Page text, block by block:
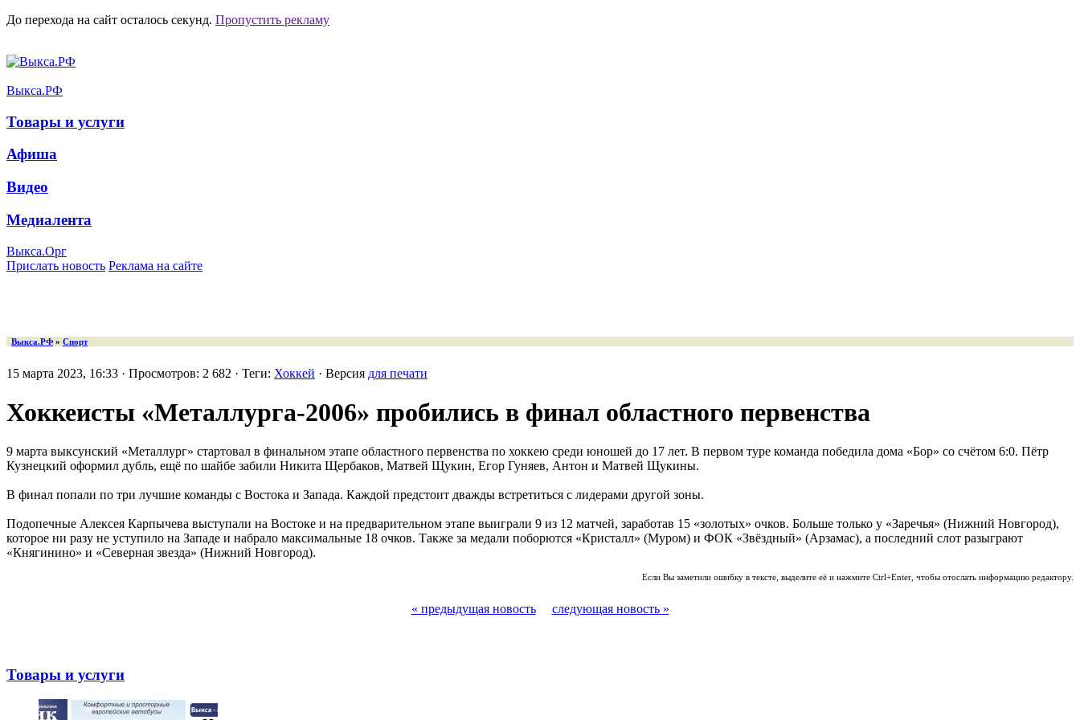
До перехода на сайт осталось секунд. Пропустить рекламу
Выкса.РФ
Товары и услуги
Афиша
Видео
Медиалента
Выкса.Орг
Прислать новость Реклама на сайте
Выкса.РФ » Спорт
15 марта 2023, 16:33 · Просмотров: 2 682 · Теги: Хоккей · Версия для печати
Хоккеисты «Металлурга-2006» пробились в финал областного первенства
9 марта выксунский «Металлург» стартовал в финальном этапе областного первенства по хоккею среди юношей до 17 лет. В первом туре команда победила дома «Бор» со счётом 6:0. Пётр
Кузнецкий оформил дубль, ещё по шайбе забили Никита Щербаков, Матвей Щукин, Егор Гуняев, Антон и Матвей Щукины.
В финал попали по три лучшие команды с Востока и Запада. Каждой предстоит дважды встретиться с лидерами другой зоны.
Подопечные Алексея Карпычева выступали на Востоке и на предварительном этапе выиграли 9 из 12 матчей, заработав 15 «золотых» очков. Больше только у «Заречья» (Нижний Новгород),
которое ни разу не уступило на Западе и набрало максимальные 18 очков. Также за медали поборются «Кристалл» (Муром) и ФОК «Звёздный» (Арзамас), а последний слот разыграют
«Княгинино» и «Северная звезда» (Нижний Новгород).
Если Вы заметили ошибку в тексте, выделите её и нажмите Ctrl+Enter, чтобы отослать информацию редактору.
« предыдущая новость следующая новость »
Товары и услуги